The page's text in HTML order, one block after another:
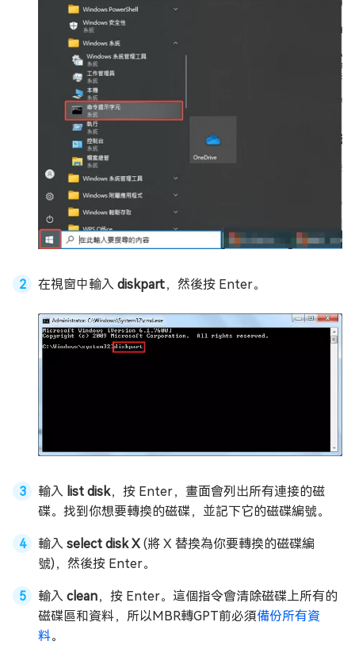
在視窗中輸入 diskpart，然後按 Enter。
輸入 list disk，按 Enter，畫面會列出所有連接的磁
碟。找到你想要轉換的磁碟，並記下它的磁碟編號。
輸入 select disk X (將 X 替換為你要轉換的磁碟編
號)，然後按 Enter。
輸入 clean，按 Enter。這個指令會清除磁碟上所有的
磁碟區和資料，所以MBR轉GPT前必須備份所有資
料。